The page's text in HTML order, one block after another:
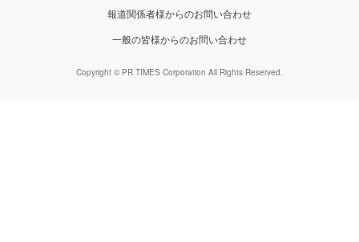
報道関係者様からのお問い合わせ
一般の皆様からのお問い合わせ
Copyright © PR TIMES Corporation All Rights Reserved.